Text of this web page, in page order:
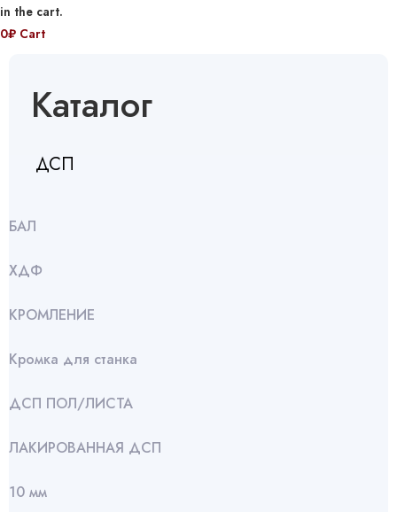
in the cart.
0₽ Cart
Каталог
ДСП
БАЛ
ХДФ
КРОМЛЕНИЕ
Кромка для станка
ДСП ПОЛ/ЛИСТА
ЛАКИРОВАННАЯ ДСП
10 мм